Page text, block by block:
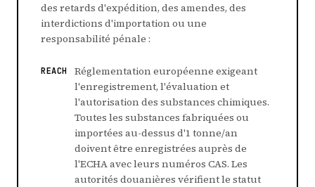
des retards d'expédition, des amendes, des
interdictions d'importation ou une
responsabilité pénale :
REACH
Réglementation européenne exigeant
l'enregistrement, l'évaluation et
l'autorisation des substances chimiques.
Toutes les substances fabriquées ou
importées au-dessus d'1 tonne/an
doivent être enregistrées auprès de
l'ECHA avec leurs numéros CAS. Les
autorités douanières vérifient le statut